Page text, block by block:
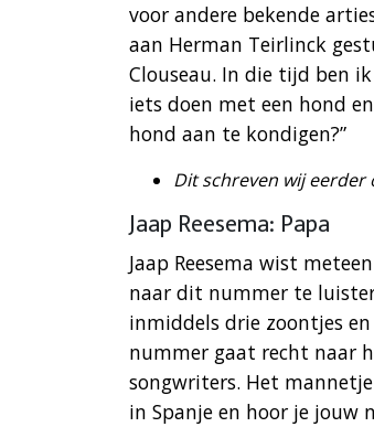
voor andere bekende
aan Herman Teirlinck
Clouseau. In die tijd ben
iets doen met een hond
hond aan te kondigen?”
Dit schreven wij eerder
Jaap Reesema: Papa
Jaap Reesema wist
naar dit nummer te
inmiddels drie zoontjes
nummer gaat recht naar
songwriters. Het
in Spanje en hoor je jouw